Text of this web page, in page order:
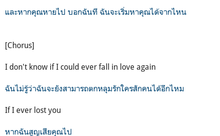
และหากคุณหายไป บอกฉันที ฉันจะเริ่มหาคุณได้จากไหน
[Chorus]
I don't know if I could ever fall in love again
ฉันไม่รู้ว่าฉันจะยังสามารถตกหลุมรักใครสักคนได้อีกไหม
If I ever lost you
หากฉันสูญเสียคุณไป